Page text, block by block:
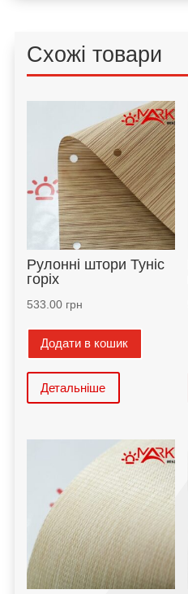
Схожі товари
Рулонні штори Туніс
горіх
533.00грн
Додати в кошик
Детальніше